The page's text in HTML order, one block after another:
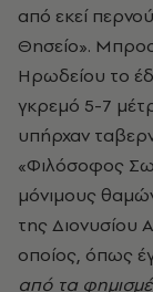
από εκεί
Θησείο».
Ηρωδείου το
γκρεμό 5-7
υπήρχαν
«Φιλόσοφος
μόνιμους
της Διονυσίου
οποίος, όπως
από τα